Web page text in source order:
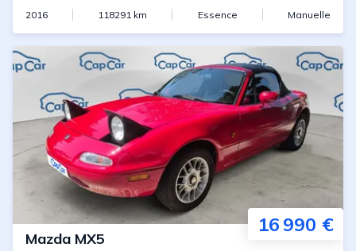
2016 118291 km Essence Manuelle
16 990 €
Mazda MX5